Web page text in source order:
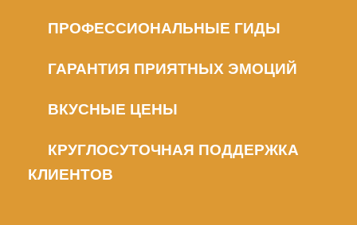
ПРОФЕССИОНАЛЬНЫЕ ГИДЫ
ГАРАНТИЯ ПРИЯТНЫХ ЭМОЦИЙ
ВКУСНЫЕ ЦЕНЫ
КРУГЛОСУТОЧНАЯ ПОДДЕРЖКА
КЛИЕНТОВ